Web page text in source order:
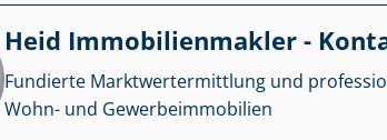
Heid Im­mo­bi­li­en­mak­ler -
Fundierte Markt­wert­ermitt­lung und
Wohn- und Ge­wer­be­im­mo­bi­li­en